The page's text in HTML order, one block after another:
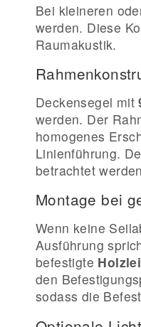
Bei kleineren
werden. Diese
Raumakustik.
Deckensegel mit
werden. Der
homogenes
Linienführung.
betrachtet
Montage bei
Wenn keine
Ausführung
befestigte
den
sodass die